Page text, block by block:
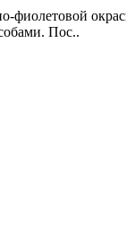
фиолетовой
Пос..